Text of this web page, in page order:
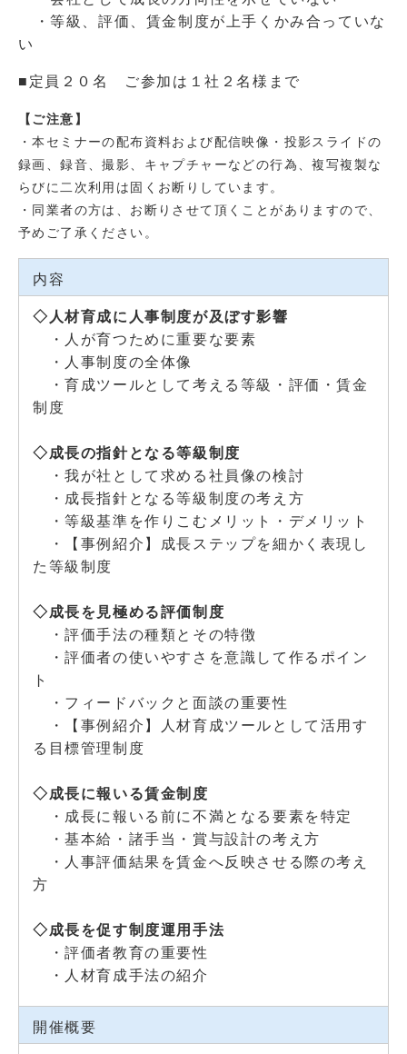
・等級、評価、賃金制度が上手くかみ合っていな
い
■定員 ２ ０名 ご参加は１社２名様まで
【ご注意】
・本セミナーの配布資料および配信映像・投影スライドの
録画、録音、撮影、キャプチャーなどの行為、複写複製な
らびに二次利用は固くお断りしています。
・同業者の方は、お断りさせて頂くことがありますので、
予めご了承ください。
内容
◇人材育成に人事制度が及ぼす影響
・人が育つために重要な要素
・人事制度の全体像
・育成ツールとして考える等級・評価・賃金
制度
◇成長の指針となる等級制度
・我が社として求める社員像の検討
・成長指針となる等級制度の考え方
・等級基準を作りこむメリット・デメリット
・【事例紹介】成長ステップを細かく表現し
た等級制度
◇成長を見極める評価制度
・評価手法の種類とその特徴
・評価者の使いやすさを意識して作るポイン
ト
・フィードバックと面談の重要性
・【事例紹介】人材育成ツールとして活用す
る目標管理制度
◇成長に報いる賃金制度
・成長に報いる前に不満となる要素を特定
・基本給・諸手当・賞与設計の考え方
・人事評価結果を賃金へ反映させる際の考え
方
◇成長を促す制度運用手法
・評価者教育の重要性
・人材育成手法の紹介
開催概要